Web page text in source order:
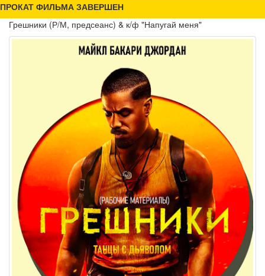
ПРОКАТ ФИЛЬМА ЗАВЕРШЕН
Грешники (Р/М, предсеанс) & к/ф "Напугай меня"